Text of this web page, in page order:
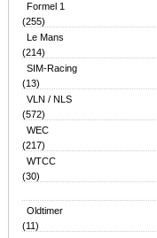
Formel 1
(255)
Le Mans
(214)
SIM-Racing
(13)
VLN / NLS
(572)
WEC
(217)
WTCC
(30)
Oldtimer
(11)